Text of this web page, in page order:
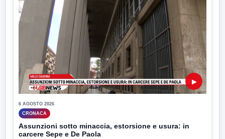
▶
6 AGOSTO 2026
CRONACA
Assunzioni sotto minaccia, estorsione e usura: in
carcere Sepe e De Paola